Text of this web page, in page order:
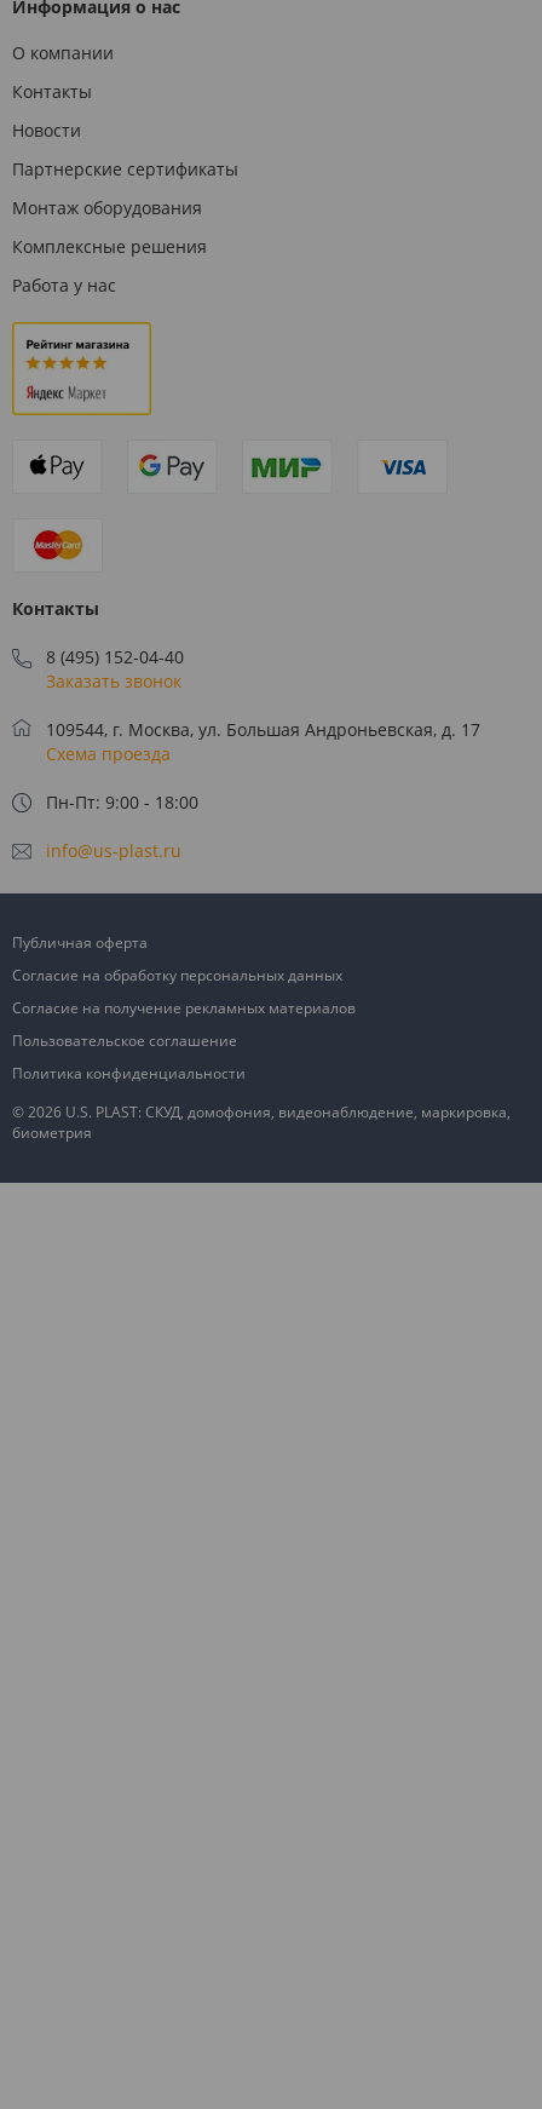
Информация о нас
О компании
Контакты
Новости
Партнерские сертификаты
Монтаж оборудования
Комплексные решения
Работа у нас
Контакты
8 (495) 152-04-40
Заказать звонок
109544, г. Москва, ул. Большая Андроньевская, д. 17
Схема проезда
Пн-Пт: 9:00 - 18:00
info@us-plast.ru
© 2026 U.S. PLAST: СКУД, домофония, видеонаблюдение, маркировка,
биометрия
Публичная оферта
Согласие на обработку персональных данных
Согласие на получение рекламных материалов
Пользовательское соглашение
Политика конфиденциальности